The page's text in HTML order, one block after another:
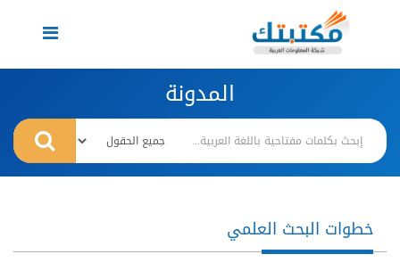
Toggle
navigation
المدونة
خطوات البحث العلمي